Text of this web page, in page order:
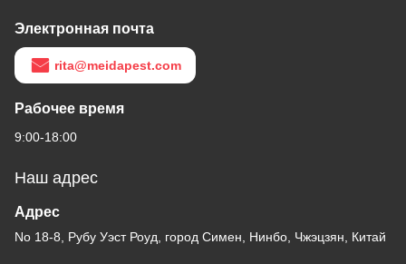
Электронная почта
rita@meidapest.com
Рабочее время
9:00-18:00
Наш адрес
Адрес
No 18-8, Рубу Уэст Роуд, город Симен, Нинбо, Чжэцзян, Китай